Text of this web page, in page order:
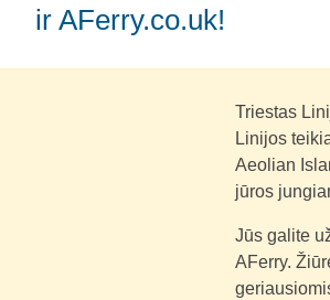
ir AFerry.co.uk!
Triestas
Linijos
Aeolian
jūros
Jūs galite
AFerry.